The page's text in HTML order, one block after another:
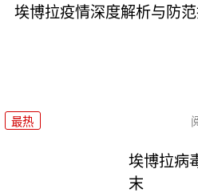
埃博拉疫情深度解析与防
最热
埃博拉病
末